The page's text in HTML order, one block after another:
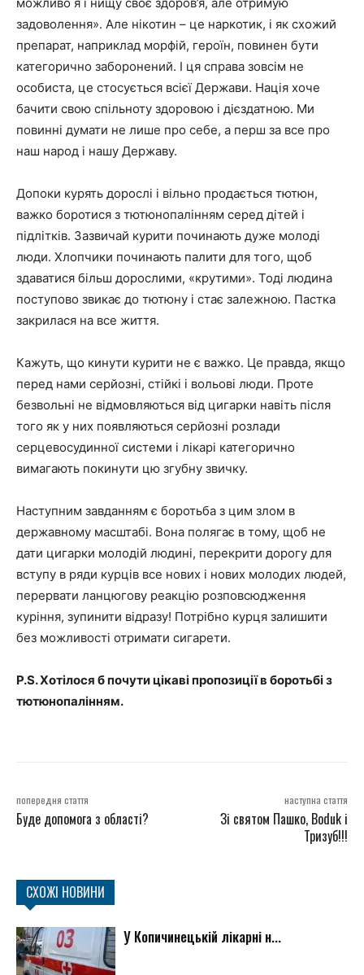
задоволення». Але нікотин – це наркотик, і як схожий
препарат, наприклад морфій, героїн, повинен бути
категорично заборонений. І ця справа зовсім не
особиста, це стосується всієї Держави. Нація хоче
бачити свою спільноту здоровою і дієздатною. Ми
повинні думати не лише про себе, а перш за все про
наш народ і нашу Державу.
Допоки курять дорослі і вільно продається тютюн,
важко боротися з тютюнопалінням серед дітей і
підлітків. Зазвичай курити починають дуже молоді
люди. Хлопчики починають палити для того, щоб
здаватися більш дорослими, «крутими». Тоді людина
поступово звикає до тютюну і стає залежною. Пастка
закрилася на все життя.
Кажуть, що кинути курити не є важко. Це правда, якщо
перед нами серйозні, стійкі і вольові люди. Проте
безвольні не відмовляються від цигарки навіть після
того як у них появляються серйозні розлади
серцевосудинної системи і лікарі категорично
вимагають покинути цю згубну звичку.
Наступним завданням є боротьба з цим злом в
державному масштабі. Вона полягає в тому, щоб не
дати цигарки молодій людині, перекрити дорогу для
вступу в ряди курців все нових і нових молодих людей,
перервати ланцюгову реакцію розповсюдження
куріння, зупинити відразу! Потрібно курця залишити
без можливості отримати сигарети.
P.S. Хотілося б почути цікаві пропозиції в боротьбі з
тютюнопалінням.
попередня стаття
Буде допомога з області?
наступна стаття
Зі святом Пашко, Boduk і
Тризуб!!!
СХОЖІ НОВИНИ
У Копичинецькій лікарні н...